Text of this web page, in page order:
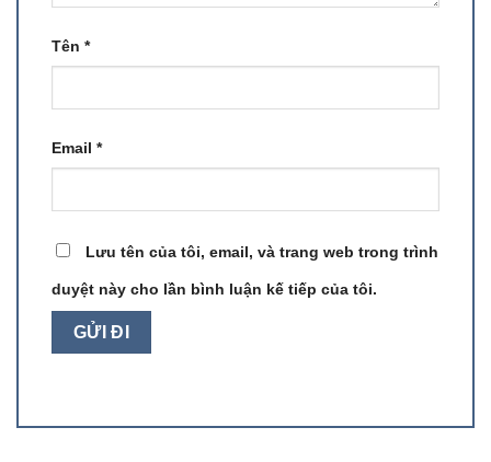
Tên *
Email *
Lưu tên của tôi, email, và trang web trong trình
duyệt này cho lần bình luận kế tiếp của tôi.